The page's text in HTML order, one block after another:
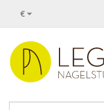
€